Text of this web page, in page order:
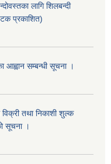
लागि शिलबन्दी
प्रकाशित)
आह्वान सम्बन्धी सूचना ।
तथा निकाशी शुल्क
सूचना ।